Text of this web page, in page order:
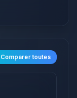
Comparer toutes